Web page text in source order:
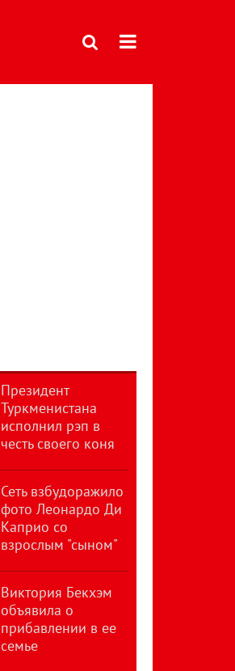
Президент
Туркменистана
исполнил рэп в
честь своего коня
Сеть взбудоражило
фото Леонардо Ди
Каприо со
взрослым "сыном"
Виктория Бекхэм
объявила о
прибавлении в ее
семье